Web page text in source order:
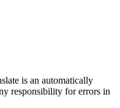
is an automatically
responsibility for errors in